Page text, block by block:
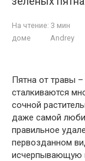
На чтение: 3 мин
доме
Andrey
Пятна от травы
сталкиваются
сочной
даже самой
правильное
первозданном
исчерпывающую